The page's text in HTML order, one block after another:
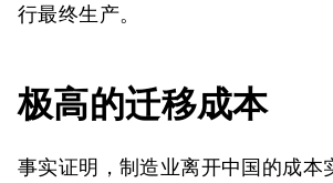
行最终生产。
极高的迁移成本
事实证明，制造业离开中国的成本